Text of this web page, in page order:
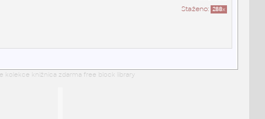
Staženo: 288x
kolekce knižnica zdarma free block library